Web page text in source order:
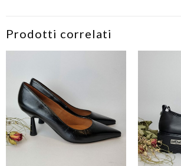
Prodotti correlati